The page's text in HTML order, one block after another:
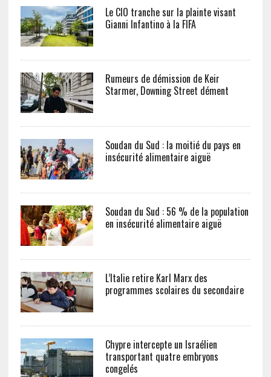
Le CIO tranche sur la plainte visant
Gianni Infantino à la FIFA
Rumeurs de démission de Keir
Starmer, Downing Street dément
Soudan du Sud : la moitié du pays en
insécurité alimentaire aiguë
Soudan du Sud : 56 % de la population
en insécurité alimentaire aiguë
L’Italie retire Karl Marx des
programmes scolaires du secondaire
Chypre intercepte un Israélien
transportant quatre embryons
congelés